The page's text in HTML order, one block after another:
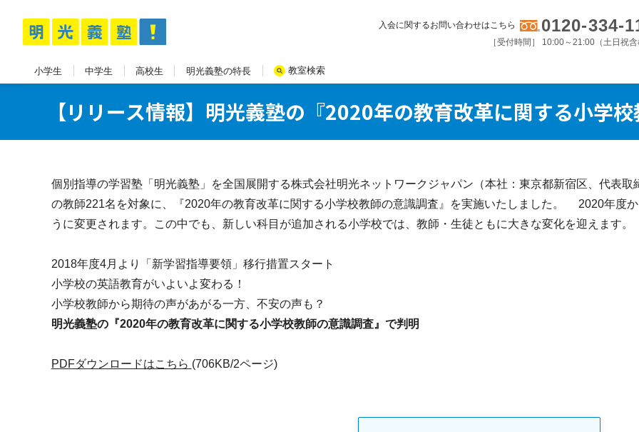
入会に関するお問い合わせはこちら 0120-334-
［受付時間］ 10:00～21:00（土日祝
高校生
中学生
小学生 明光義塾の特長 教室検索
【リリース情報】明光義塾の『2020年の教育改革に関する小学
個別指導の学習塾「明光義塾」を全国展開する株式会社明光ネットワークジャパン（本社：東京都新宿区、代表
の教師221名を対象に、『2020年の教育改革に関する小学校教師の意識調査』を実施いたしました。 2020年度
うに変更されます。この中でも、新しい科目が追加される小学校では、教師・生徒ともに大きな変化を迎えます。
2018年度4月より「新学習指導要領」移行措置スタート
小学校の英語教育がいよいよ変わる！
小学校教師から期待の声があがる一方、不安の声も？
明光義塾の『2020年の教育改革に関する小学校教師の意識調査』で判明
PDFダウンロードはこちら (706KB/2ページ)